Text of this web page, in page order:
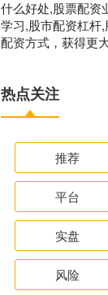
什么好处,股票配资
学习,股市配资杠杆
配资方式，获得更
热点关注
推荐
平台
实盘
风险